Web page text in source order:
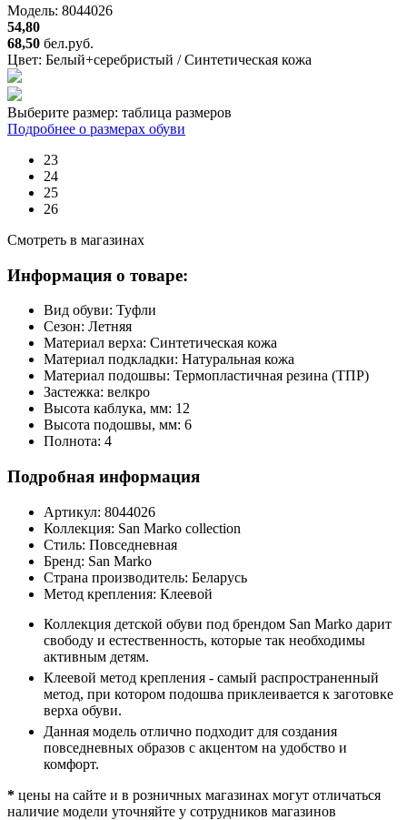
Модель: 8044026
54,80
68,50 бел.руб.
Цвет: Белый+серебристый / Синтетическая кожа
Выберите размер: таблица размеров
Подробнее о размерах обуви
23
24
25
26
Смотреть в магазинах
Информация о товаре:
Вид обуви: Туфли
Сезон: Летняя
Материал верха: Синтетическая кожа
Материал подкладки: Натуральная кожа
Материал подошвы: Термопластичная резина (ТПР)
Застежка: велкро
Высота каблука, мм: 12
Высота подошвы, мм: 6
Полнота: 4
Подробная информация
Артикул: 8044026
Коллекция: San Marko collection
Стиль: Повседневная
Бренд: San Marko
Страна производитель: Беларусь
Метод крепления: Клеевой
Коллекция детской обуви под брендом San Marko дарит
свободу и естественность, которые так необходимы
активным детям.
Клеевой метод крепления - самый распространенный
метод, при котором подошва приклеивается к заготовке
верха обуви.
Данная модель отлично подходит для создания
повседневных образов с акцентом на удобство и
комфорт.
* цены на сайте и в розничных магазинах могут отличаться
наличие модели уточняйте у сотрудников магазинов